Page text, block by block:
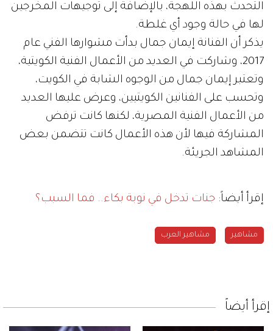
التحدث بهذه اللهجة، بالإضافة إلى توجيهات المخرجين
لها في حالة وجود أي غلطة.
يذكر أن الفنانة إيمان جمال بدأت مشوارها الفني عام
2017، وشاركت في العديد من الأعمال الفنية الكويتية،
وتعتبر إيمان جمال من الوجوه الشابة في الكويت،
وتحسب على الفنانين الكويتيين، وعرض عليها العديد
من الأعمال الفنية المصرية، لكنها كانت ترفض
المشاركة فيها لأن هذه الأعمال كانت تتضمن بعض
المشاهد الجريئة.
إقرأ أيضاً: جنات تدخل في نوبة بكاء.. فما السبب؟
مشاهير مشاهير العرب
إقرأ أيضاً